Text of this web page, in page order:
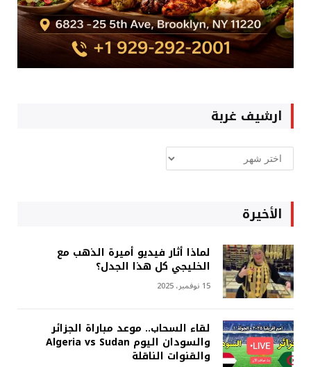
ارشيف غربة
ارشيف
غربة
الأخيرة
لماذا أثار فيديو أميرة الذهب مع
الخليجي كل هذا الجدل؟
15 نوفمبر، 2025
لقاء السحاب.. موعد مباراة الجزائر
والسودان اليوم Algeria vs Sudan
والقنوات الناقلة